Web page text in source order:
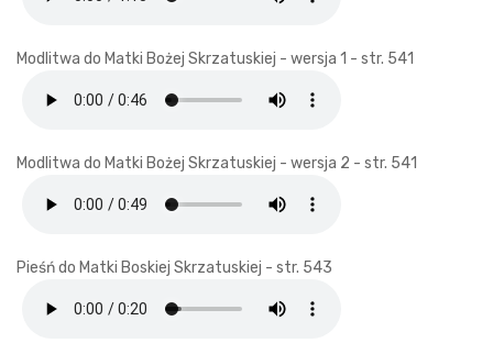
Modlitwa do Matki Bożej Skrzatuskiej - wersja 1 - str. 541
Modlitwa do Matki Bożej Skrzatuskiej - wersja 2 - str. 541
Pieśń do Matki Boskiej Skrzatuskiej - str. 543